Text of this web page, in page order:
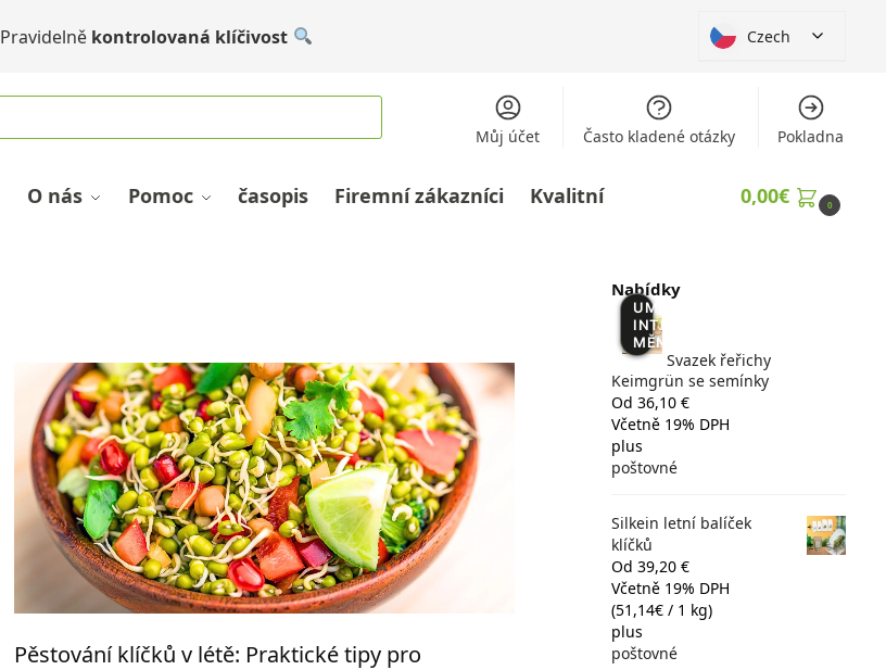
Pravidelně kontrolovaná klíčivost Czech
Můj účet Často kladené otázky Pokladna
O nás Pomoc časopis Firemní zákazníci Kvalitní 0,00€ 0
Pěstování klíčků v létě: Praktické tipy pro
Nabídky
UMĚLÁ
INTELIGENCE
MĚNÍ VĚCI
Svazek řeřichy
Keimgrün se semínky
Od 36,10 €
Včetně 19% DPH
plus
poštovné
Silkein letní balíček
klíčků
Od 39,20 €
Včetně 19% DPH
(51,14€ / 1 kg)
plus
poštovné